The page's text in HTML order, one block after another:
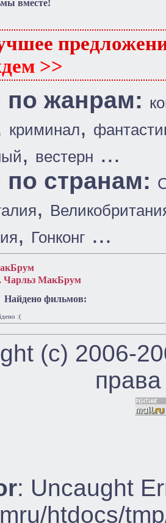
вместе!
>>
жанрам:
криминал,
, вестерн ...
странам:
,
, Гонконг ...
Чарльз МакБрум
Найдено фильмов:
:(
(c) 2006-
: Uncaught
htdocs/